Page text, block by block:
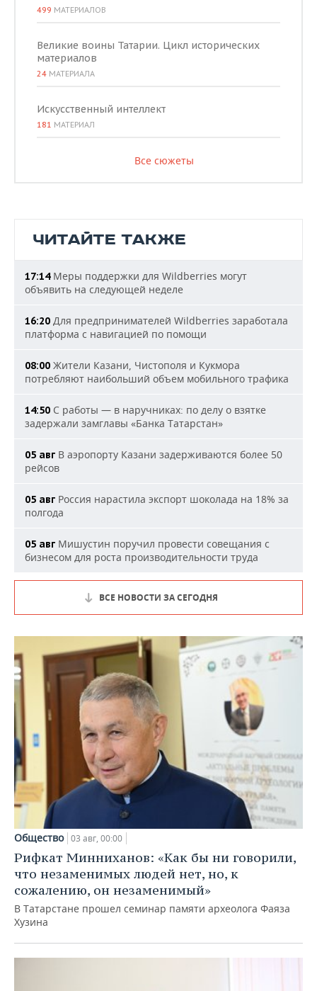
499 МАТЕРИАЛОВ
Великие воины Татарии. Цикл исторических
материалов
24 МАТЕРИАЛА
Искусственный интеллект
181 МАТЕРИАЛ
Все сюжеты
ЧИТАЙТЕ ТАКЖЕ
17:14Меры поддержки для Wildberries могут
объявить на следующей неделе
16:20 Для предпринимателей Wildberries заработала
платформа с навигацией по помощи
08:00 Жители Казани, Чистополя и Кукмора
потребляют наибольший объем мобильного трафика
14:50 С работы — в наручниках: по делу о взятке
задержали замглавы «Банка Татарстан»
05 авг В аэропорту Казани задерживаются более 50
рейсов
05 авг Россия нарастила экспорт шоколада на 18% за
полгода
05 авг Мишустин поручил провести совещания с
бизнесом для роста производительности труда
ВСЕ НОВОСТИ ЗА СЕГОДНЯ
Общество 03 авг, 00:00
Рифкат Минниханов: «Как бы ни говорили,
что незаменимых людей нет, но, к
сожалению, он незаменимый»
В Татарстане прошел семинар памяти археолога Фаяза
Хузина